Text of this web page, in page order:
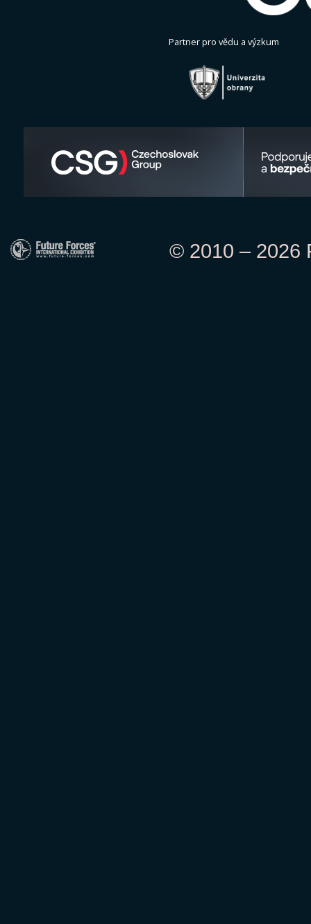
Partner pro vědu a výzkum
© 2010 – 2026